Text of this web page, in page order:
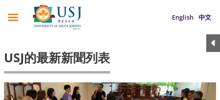
English 中文
USJ的最新新聞列表